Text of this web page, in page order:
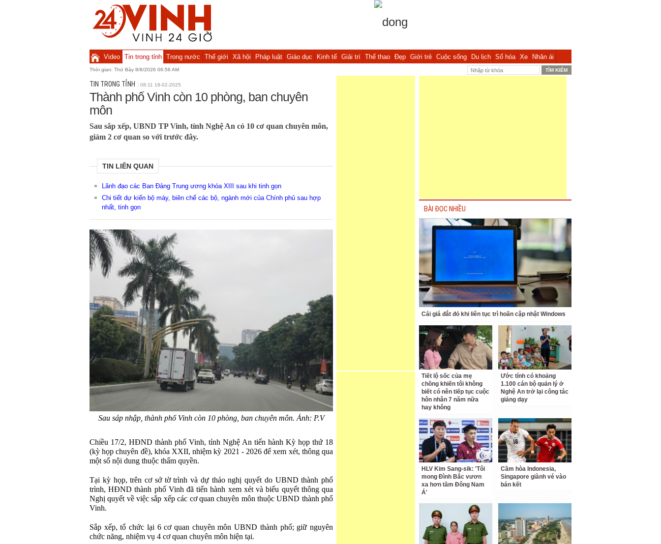
Video Tin trong tỉnh Trong nước Thế giới Xã hội Pháp luật Giáo dục Kinh tế Giải trí Thể thao Đẹp Giới trẻ Cuộc sống Du lịch Số hóa Xe Nhân ái
Thời gian: Thứ Bảy 8/8/2026 06:56 AM
TIN TRONG TỈNH 08:11 18-02-2025
Thành phố Vinh còn 10 phòng, ban chuyên
môn
Sau sắp xếp, UBND TP Vinh, tỉnh Nghệ An có 10 cơ quan chuyên môn,
giảm 2 cơ quan so với trước đây.
TIN LIÊN QUAN
Lãnh đạo các Ban Đảng Trung ương khóa XIII sau khi tinh gọn
Chi tiết dự kiến bộ máy, biên chế các bộ, ngành mới của Chính phủ sau hợp
nhất, tinh gọn
Sau sáp nhập, thành phố Vinh còn 10 phòng, ban chuyên môn. Ảnh: P.V
Chiều 17/2, HĐND thành phố Vinh, tỉnh Nghệ An tiến hành Kỳ họp thứ 18
(kỳ họp chuyên đề), khóa XXII, nhiệm kỳ 2021 - 2026 để xem xét, thông qua
một số nội dung thuộc thẩm quyền.
Tại kỳ họp, trên cơ sở tờ trình và dự thảo nghị quyết do UBND thành phố
trình, HĐND thành phố Vinh đã tiến hành xem xét và biểu quyết thông qua
Nghị quyết về việc sắp xếp các cơ quan chuyên môn thuộc UBND thành phố
Vinh.
Sắp xếp, tổ chức lại 6 cơ quan chuyên môn UBND thành phố; giữ nguyên
chức năng, nhiệm vụ 4 cơ quan chuyên môn hiện tại.
BÀI ĐỌC NHIỀU
Cái giá đắt đỏ khi liên tục trì hoãn cập nhật Windows
Tiết lộ sốc của mẹ
chồng khiến tôi không
biết có nên tiếp tục cuộc
hôn nhân 7 năm nữa
hay không
Ước tính có khoảng
1.100 cán bộ quản lý ở
Nghệ An trở lại công tác
giảng dạy
HLV Kim Sang-sik: 'Tôi
mong Đình Bắc vươn
xa hơn tầm Đông Nam
Á'
Cầm hòa Indonesia,
Singapore giành vé vào
bán kết